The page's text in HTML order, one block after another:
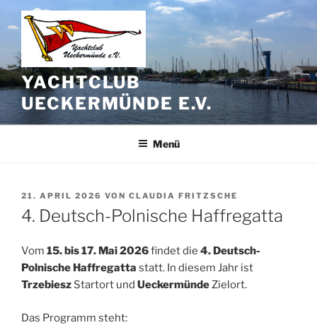
Zum
Inhalt
springen
YACHTCLUB
UECKERMÜNDE E.V.
Menü
VERÖFFENTLICHT
AM
21. APRIL 2026 VON CLAUDIA FRITZSCHE
4. Deutsch-Polnische Haffregatta
Vom 15. bis 17. Mai 2026findet die 4. Deutsch-
Polnische Haffregatta statt. In diesem Jahr ist
Trzebiesz Startort und UeckermündeZielort.
Das Programm steht: